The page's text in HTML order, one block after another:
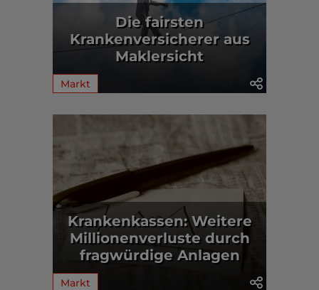
Die fairsten
Krankenversicherer aus
Maklersicht
Markt
Krankenkassen: Weitere
Millionenverluste durch
fragwürdige Anlagen
Markt